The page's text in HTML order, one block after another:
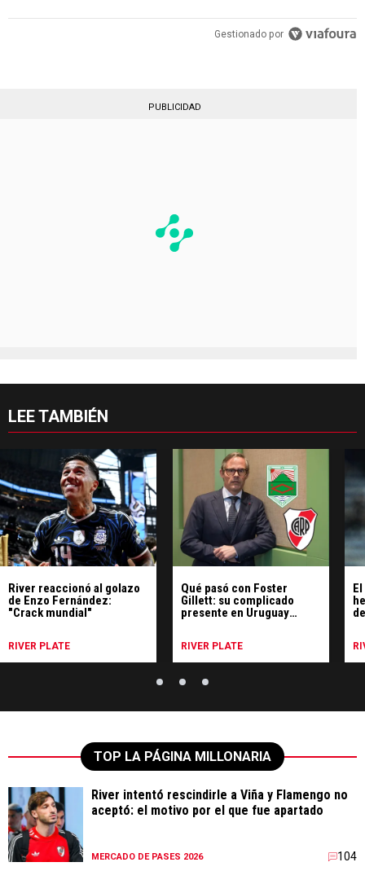
Gestionado por
PUBLICIDAD
LEE TAMBIÉN
River reaccionó al golazo
de Enzo Fernández:
"Crack mundial"
RIVER PLATE
Qué pasó con Foster
Gillett: su complicado
presente en Uruguay
RIVER PLATE
TOP LA PÁGINA MILLONARIA
River intentó rescindirle a Viña y Flamengo no
aceptó: el motivo por el que fue apartado
MERCADO DE PASES 2026 104